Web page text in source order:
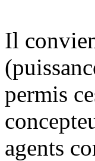
Il
permis
agents